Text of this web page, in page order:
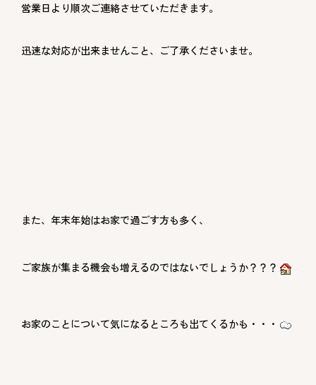
営業日より順次ご連絡させていただきます。
迅速な対応が出来ませんこと、ご了承くださいませ。
また、年末年始はお家で過ごす方も多く、
ご家族が集まる機会も増えるのではないでしょうか？？？
お家のことについて気になるところも出てくるかも・・・